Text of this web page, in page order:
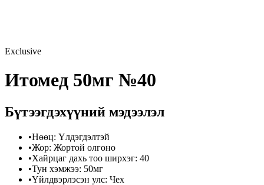
Exclusive
Итомед 50мг №40
Бүтээгдэхүүний мэдээлэл
•Нөөц: Үлдэгдэлтэй
•Жор: Жортой олгоно
•Хайрцаг дахь тоо ширхэг: 40
•Тун хэмжээ: 50мг
•Үйлдвэрлэсэн улс: Чех